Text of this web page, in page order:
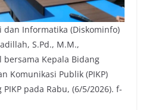
dan Informatika (Diskominfo)
S.Pd., M.M.,
Kepala Bidang
Komunikasi Publik (PIKP)
pada Rabu, (6/5/2026). f-